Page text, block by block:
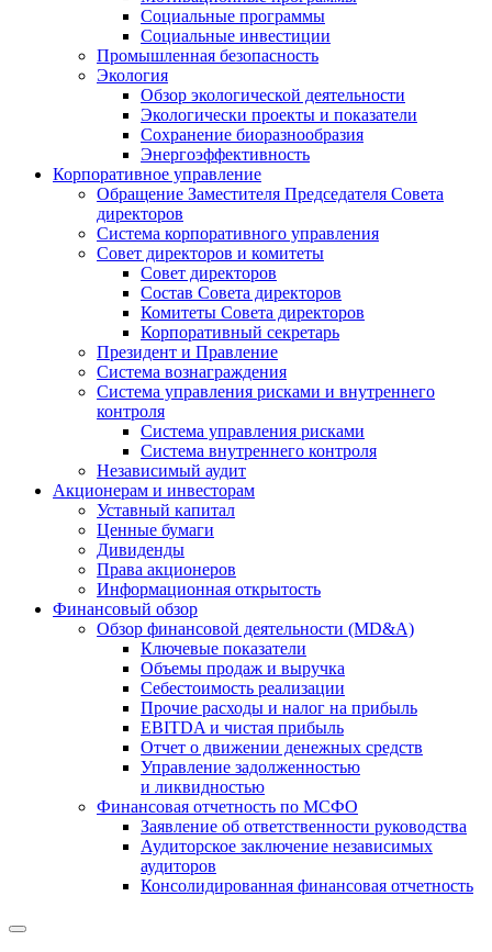
Социальные программы
Социальные инвестиции
Промышленная безопасность
Экология
Обзор экологической деятельности
Экологически проекты и показатели
Сохранение биоразнообразия
Энергоэффективность
Корпоративное управление
Обращение Заместителя Председателя Совета
директоров
Система корпоративного управления
Совет директоров и комитеты
Совет директоров
Состав Совета директоров
Комитеты Совета директоров
Корпоративный секретарь
Президент и Правление
Система вознаграждения
Система управления рисками и внутреннего
контроля
Система управления рисками
Система внутреннего контроля
Независимый аудит
Акционерам и инвесторам
Уставный капитал
Ценные бумаги
Дивиденды
Права акционеров
Информационная открытость
Финансовый обзор
Обзор финансовой деятельности (MD&A)
Ключевые показатели
Объемы продаж и выручка
Себестоимость реализации
Прочие расходы и налог на прибыль
EBITDA и чистая прибыль
Отчет о движении денежных средств
Управление задолженностью
и ликвидностью
Финансовая отчетность по МСФО
Заявление об ответственности руководства
Аудиторское заключение независимых
аудиторов
Консолидированная финансовая отчетность